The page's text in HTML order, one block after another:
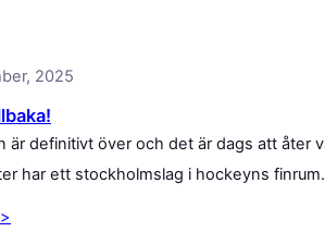
2025
är definitivt över och det är dags att åter
har ett stockholmslag i hockeyns